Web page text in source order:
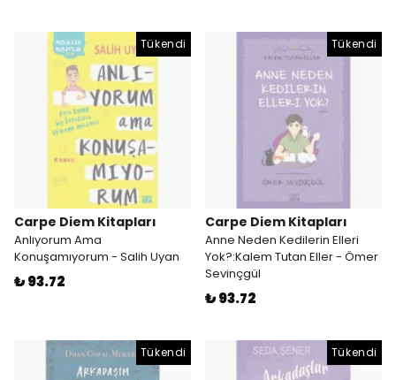
Tükendi
Carpe Diem Kitapları
Anlıyorum Ama
Konuşamıyorum - Salih Uyan
₺ 93.72
Tükendi
Carpe Diem Kitapları
Anne Neden Kedilerin Elleri
Yok?:Kalem Tutan Eller - Ömer
Sevinçgül
₺ 93.72
Tükendi Tükendi